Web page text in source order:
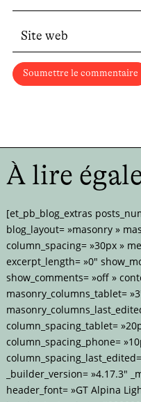
Soumettre le commentaire
À lire
[et_pb_blog_extras
blog_layout= »masonry »
column_spacing= »30px »
excerpt_length= »0″
show_comments= »off »
masonry_columns_tablet=
column_spacing_tablet=
column_spacing_phone=
_builder_version= »4.17.3″
header_font= »GT Alpina